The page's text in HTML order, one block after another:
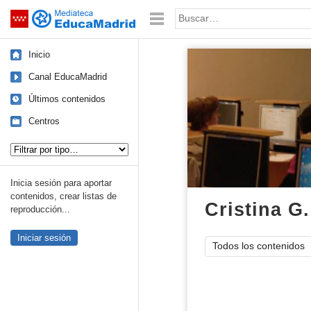
Saltar navegación Palabra o frase:
Inicio
Canal EducaMadrid
Últimos contenidos
Centros
Inicia sesión para aportar
contenidos, crear listas de
reproducción...
Iniciar sesión
Cristina G.
Todos los contenidos